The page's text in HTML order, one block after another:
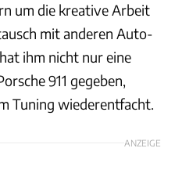
um die kreative Arbeit
mit anderen Auto-
ihm nicht nur eine
911 gegeben,
Tuning wiederentfacht.
ANZEIGE